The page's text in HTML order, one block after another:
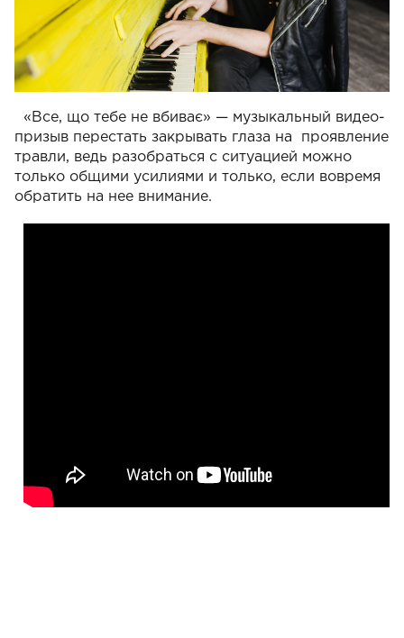
«Все, що тебе не вбиває» — музыкальный видео-
призыв перестать закрывать глаза на проявление
травли, ведь разобраться с ситуацией можно
только общими усилиями и только, если вовремя
обратить на нее внимание.